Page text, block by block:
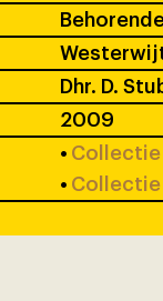
Dhr. D.
2009
• Collectie
• Collectie